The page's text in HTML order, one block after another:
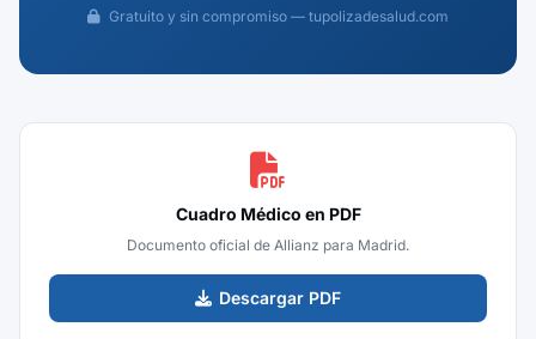
Gratuito y sin compromiso — tupolizadesalud.com
Cuadro Médico en PDF
Documento oficial de Allianz para Madrid.
Descargar PDF